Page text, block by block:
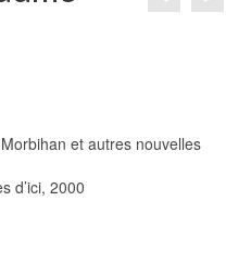
et autres nouvelles
d’ici, 2000